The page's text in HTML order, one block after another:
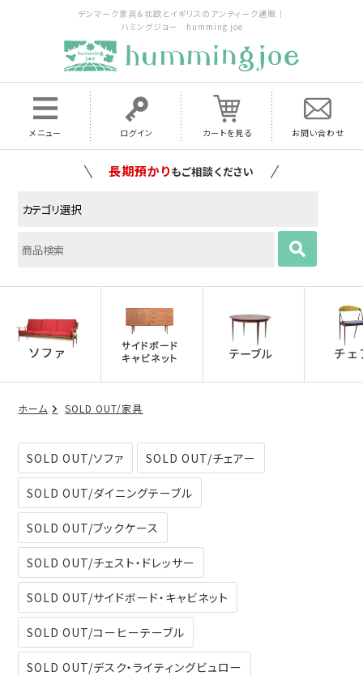
デンマーク家具＆北欧とイギリスのアンティーク通販｜
ハミングジョー humming joe
メニュー ログイン カートを見る お問い合わせ
家具の配送料は全国当店で負担いたします
ホーム SOLD OUT/家具
SOLD OUT/ソファ SOLD OUT/チェアー
SOLD OUT/ダイニングテーブル
SOLD OUT/ブックケース
SOLD OUT/チェスト・ドレッサー
SOLD OUT/サイドボード・キャビネット
SOLD OUT/コーヒーテーブル
SOLD OUT/デスク・ライティングビュロー